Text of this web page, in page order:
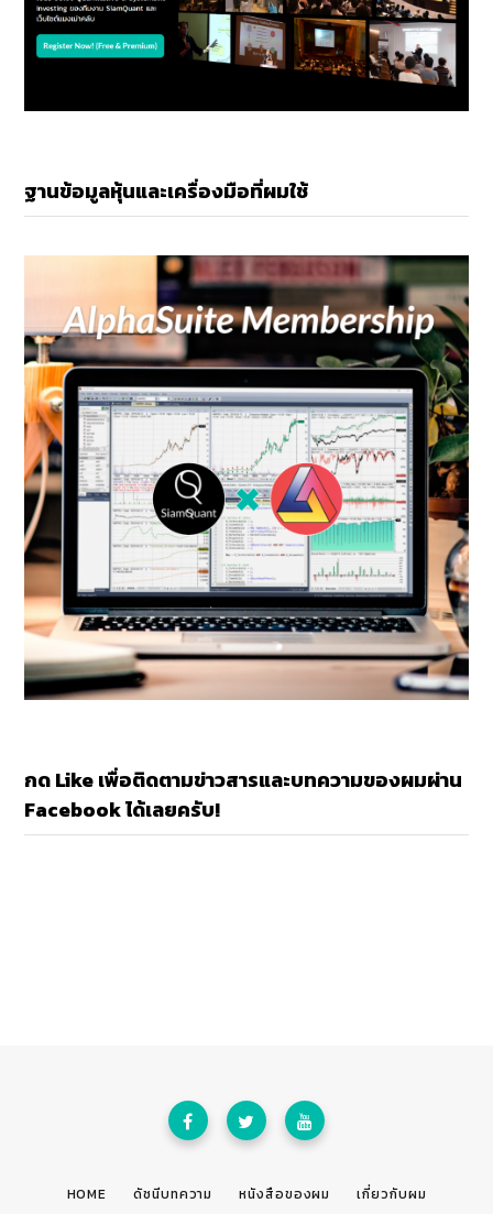
ฐานข้อมูลหุ้นและเครื่องมือที่ผมใช้
กด Like เพื่อติดตามข่าวสารและบทความของผมผ่าน
Facebook ได้เลยครับ!
HOME ดัชนีบทความ หนังสือของผม เกี่ยวกับผม